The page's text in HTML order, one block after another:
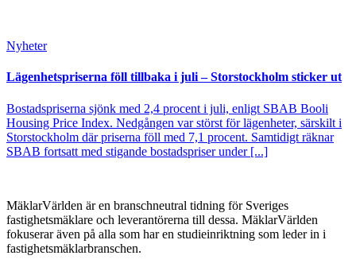
Nyheter
Lägenhetspriserna föll tillbaka i juli – Storstockholm sticker ut
Bostadspriserna sjönk med 2,4 procent i juli, enligt SBAB Booli
Housing Price Index. Nedgången var störst för lägenheter, särskilt i
Storstockholm där priserna föll med 7,1 procent. Samtidigt räknar
SBAB fortsatt med stigande bostadspriser under [...]
MäklarVärlden är en branschneutral tidning för Sveriges
fastighetsmäklare och leverantörerna till dessa. MäklarVärlden
fokuserar även på alla som har en studieinriktning som leder in i
fastighetsmäklarbranschen.